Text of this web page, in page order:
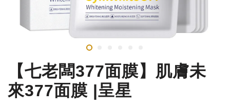
【七老闆377面膜】肌膚未
來377面膜 |呈星